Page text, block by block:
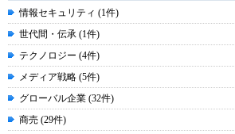
情報セキュリティ (1件)
世代間・伝承 (1件)
テクノロジー (4件)
メディア戦略 (5件)
グローバル企業 (32件)
商売 (29件)